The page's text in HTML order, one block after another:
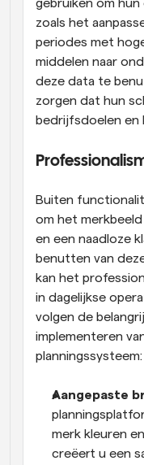
gebruiken om
zoals het
periodes met
middelen naar
deze data te
zorgen dat hun
bedrijfsdoelen en
Buiten
om het
en een naadloze
benutten van
kan het
in dagelijkse
volgen de
implementeren
planningssysteem:
Aangepaste
merk kleuren
creëert u een